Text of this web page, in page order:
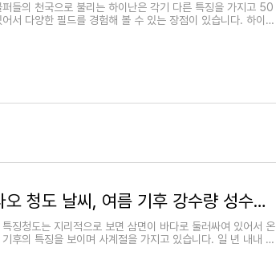
들의 천국으로 불리는 하이난은 각기 다른 특징을 가지고 50
서 다양한 필드를 경험해 볼 수 있는 장점이 있습니다. 하이난
7월 8월 칭다오 청도 날씨, 여름 기후 강수량 성수기 여행 최적기 옷차림
징청도는 지리적으로 보면 삼면이 바다로 둘러싸여 있어서 온
후의 특징을 보이며 사계절을 가지고 있습니다. 일 년 내내 많